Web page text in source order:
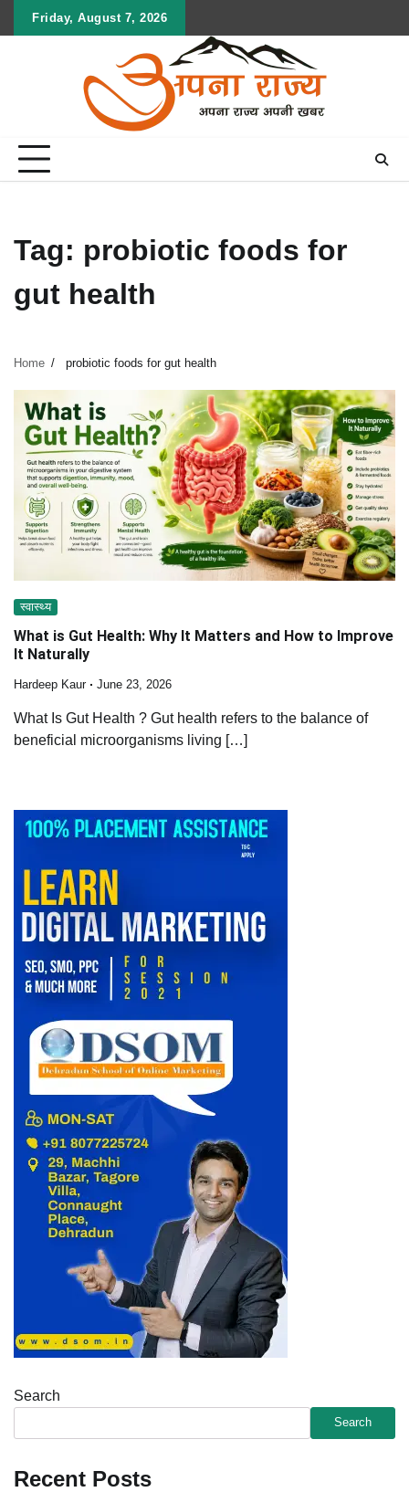
Friday, August 7, 2026
Tag: probiotic foods for
gut health
Home probiotic foods for gut health
स्वास्थ्य
What is Gut Health: Why It Matters and How to Improve
It Naturally
Hardeep Kaur June 23, 2026
What Is Gut Health ? Gut health refers to the balance of
beneficial microorganisms living […]
Search
Search
Recent Posts